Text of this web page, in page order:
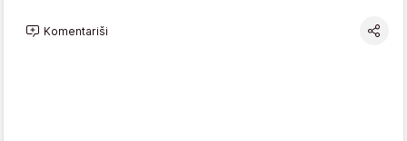
Komentariši